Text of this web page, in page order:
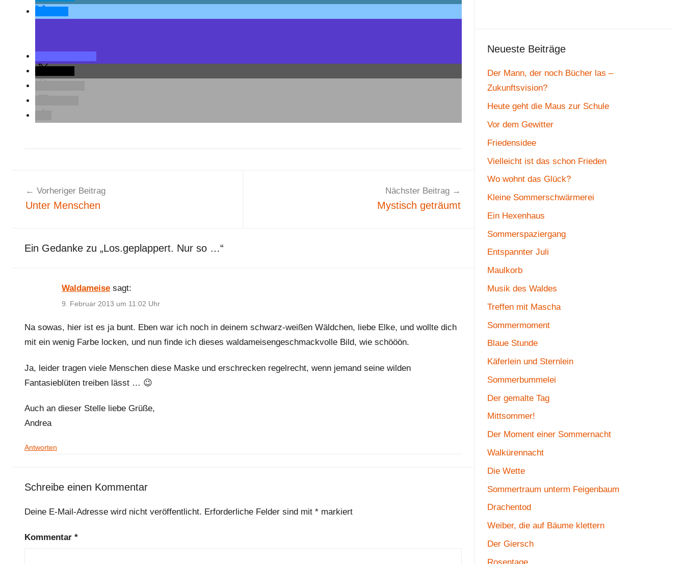
m
Beitragsnavigation
Vorheriger Beitrag
Unter Menschen
Nächster Beitrag
Mystisch geträumt
Ein Gedanke zu „Los.geplappert. Nur so …“
Waldameise sagt:
9. Februar 2013 um 11:02 Uhr
Na sowas, hier ist es ja bunt. Eben war ich noch in deinem schwarz-weißen Wäldchen, liebe Elke, und wollte dich
mit ein wenig Farbe locken, und nun finde ich dieses waldameisengeschmackvolle Bild, wie schööön.
Ja, leider tragen viele Menschen diese Maske und erschrecken regelrecht, wenn jemand seine wilden
Fantasieblüten treiben lässt … 😉
Auch an dieser Stelle liebe Grüße,
Andrea
Antworten
Schreibe einen Kommentar
Deine E-Mail-Adresse wird nicht veröffentlicht. Erforderliche Felder sind mit * markiert
Kommentar *
Neueste Beiträge
Der Mann, der noch Bücher las –
Zukunftsvision?
Heute geht die Maus zur Schule
Vor dem Gewitter
Friedensidee
Vielleicht ist das schon Frieden
Wo wohnt das Glück?
Kleine Sommerschwärmerei
Ein Hexenhaus
Sommerspaziergang
Entspannter Juli
Maulkorb
Musik des Waldes
Treffen mit Mascha
Sommermoment
Blaue Stunde
Käferlein und Sternlein
Sommerbummelei
Der gemalte Tag
Mittsommer!
Der Moment einer Sommernacht
Walkürennacht
Die Wette
Sommertraum unterm Feigenbaum
Drachentod
Weiber, die auf Bäume klettern
Der Giersch